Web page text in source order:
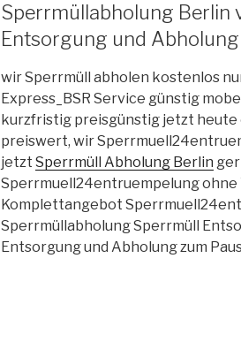
Sperrmüllabholung Berlin
Entsorgung und
wir Sperrmüll abholen kostenlos
Express_BSR Service günstig
kurzfristig preisgünstig jetzt heute
preiswert, wir
jetzt Sperrmüll Abholung Berlin
Sperrmuell24entruempelung ohne
Komplettangebot
Sperrmüllabholung Sperrmüll
Entsorgung und Abholung zum